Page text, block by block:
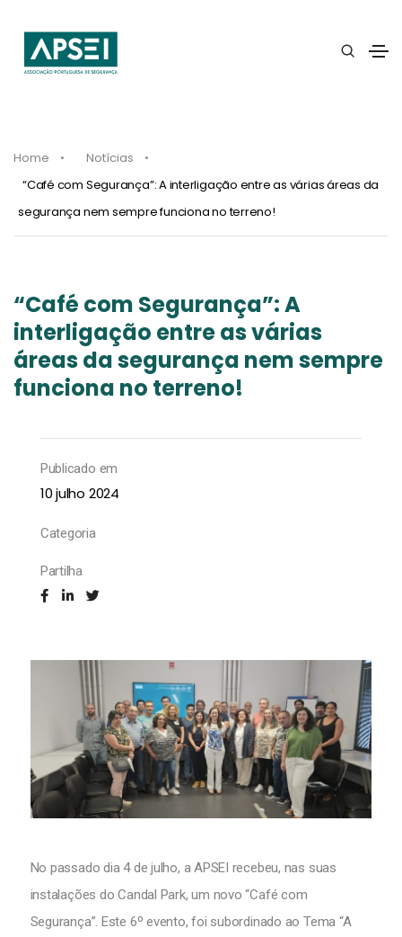
Home
Notícias
“Café com Segurança”: A interligação entre as várias áreas da
segurança nem sempre funciona no terreno!
“Café com Segurança”: A
interligação entre as várias
áreas da segurança nem sempre
funciona no terreno!
Publicado em
10 julho 2024
Categoria
Partilha
No passado dia 4 de julho, a APSEI recebeu, nas suas
instalações do Candal Park, um novo “Café com
Segurança”. Este 6º evento, foi subordinado ao Tema “A